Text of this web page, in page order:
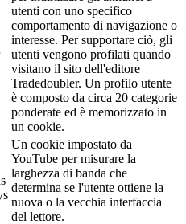
utenti con uno specifico
comportamento di navigazione o
interesse. Per supportare ciò, gli
utenti vengono profilati quando
visitano il sito dell'editore
Tradedoubler. Un profilo utente
è composto da circa 20 categorie
ponderate ed è memorizzato in
un cookie.
Un cookie impostato da
YouTube per misurare la
larghezza di banda che
determina se l'utente ottiene la
nuova o la vecchia interfaccia
del lettore.